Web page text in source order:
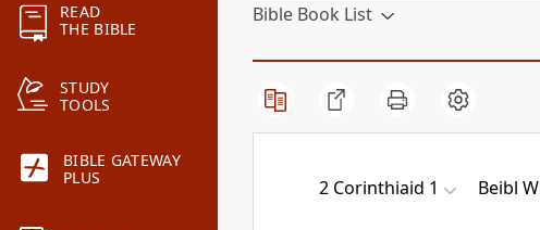
READ
THE BIBLE
STUDY
TOOLS
BIBLE GATEWAY
PLUS
Bible Book List
2 Corinthiaid 1 Beibl